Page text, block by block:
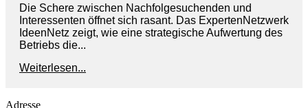
Die Schere zwischen Nachfolgesuchenden und
Interessenten öffnet sich rasant. Das ExpertenNetzwerk
IdeenNetz zeigt, wie eine strategische Aufwertung des
Betriebs die...
Weiterlesen...
Adresse